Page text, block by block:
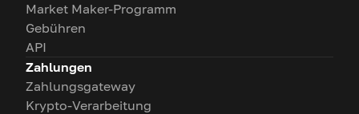
Market Maker-Programm
Gebühren
API
Zahlungen
Zahlungsgateway
Krypto-Verarbeitung